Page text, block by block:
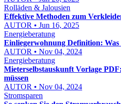
Rolläden & Jalousien
Effektive Methoden zum
AUTOR • Jun 16, 2025
Energieberatung
Einliegerwohnung Definition: Was
AUTOR • Nov 04, 2024
Energieberatung
Mieterselbstauskunft Vorlage
müssen
AUTOR • Nov 04, 2024
Stromsparen